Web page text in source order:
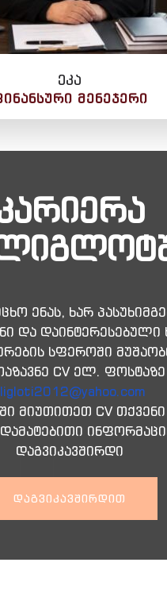
ეკა
ᲛᲔᲜᲔᲯᲔᲠᲘ
ენას, ხარ
და დაინტერესებული
სფეროში
CV ელ. ფოსტაზე
მიუთითეთ CV
დაგვიკავშირდი
ᲓᲐᲒᲕᲘᲙᲐᲕᲨᲘᲠᲓᲘᲗ